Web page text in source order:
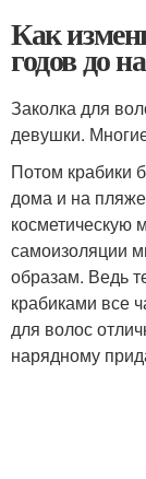
Как
годов до
Заколка для
девушки.
Потом крабики
дома и на
косметическую
самоизоляции
образам. Ведь
крабиками все
для волос
нарядному